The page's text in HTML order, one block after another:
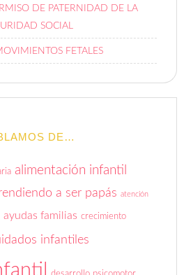
DE PATERNIDAD DE LA
SOCIAL
FETALES
DE…
alimentación infantil
a ser papás atención
ayudas familias crecimiento
infantiles